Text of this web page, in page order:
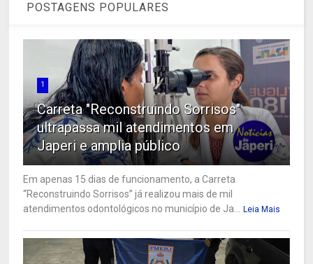
POSTAGENS POPULARES
1
Carreta "Reconstruindo Sorrisos"
ultrapassa mil atendimentos em
Japeri e amplia público
Em apenas 15 dias de funcionamento, a Carreta
“Reconstruindo Sorrisos” já realizou mais de mil
atendimentos odontológicos no município de Ja...
Leia Mais